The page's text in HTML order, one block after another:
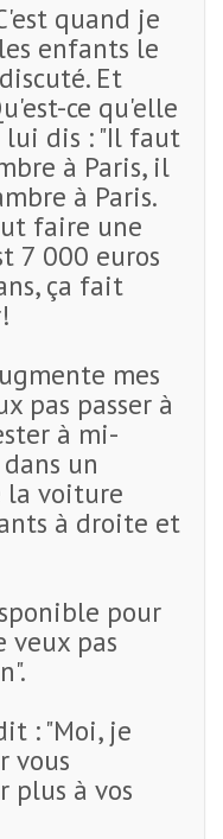
quand je
enfants le
Et
ce qu'elle
lui dis : "Il faut
à Paris, il
à Paris.
faire une
7 000 euros
ça fait
mes
pas passer à
à mi-
un
la voiture
à droite et
pour
veux pas
: "Moi, je
vous
plus à vos